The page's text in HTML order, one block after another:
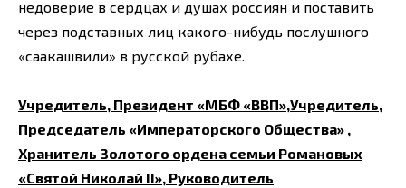
недоверие в сердцах и душах россиян и поставить
через подставных лиц какого-нибудь послушного
«саакашвили» в русской рубахе.
Учредитель, Президент «МБФ «ВВП»,Учредитель,
Председатель «Императорского Общества» ,
Хранитель Золотого ордена семьи Романовых
«Святой Николай II», Руководитель